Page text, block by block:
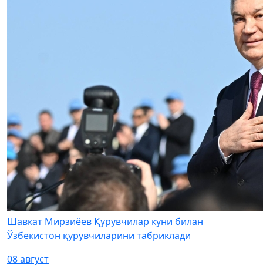
Шавкат Мирзиёев Қурувчилар куни билан
Ўзбекистон қурувчиларини табриклади
08 август